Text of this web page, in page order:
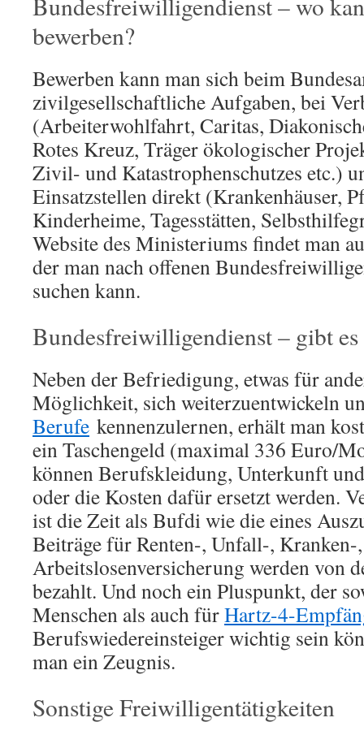
bewerben?
Bewerben kann man sich beim
zivilgesellschaftliche Aufgaben, bei
(Arbeiterwohlfahrt, Caritas,
Rotes Kreuz, Träger ökologischer
Zivil- und Katastrophenschutzes etc.)
Einsatzstellen direkt (Krankenhäuser,
Kinderheime, Tagesstätten,
Website des Ministeriums findet man
der man nach offenen
suchen kann.
Bundesfreiwilligendienst – gibt
Neben der Befriedigung, etwas für
Möglichkeit, sich weiterzuentwickeln
Berufe kennenzulernen, erhält man
ein Taschengeld (maximal 336 Euro/
können Berufskleidung, Unterkunft
oder die Kosten dafür ersetzt werden.
ist die Zeit als Bufdi wie die eines
Beiträge für Renten-, Unfall-, Kranken-
Arbeitslosenversicherung werden von
bezahlt. Und noch ein Pluspunkt, der
Menschen als auch fürHartz-4-
Berufswiedereinsteiger wichtig sein
man ein Zeugnis.
Sonstige Freiwilligentätigkeiten